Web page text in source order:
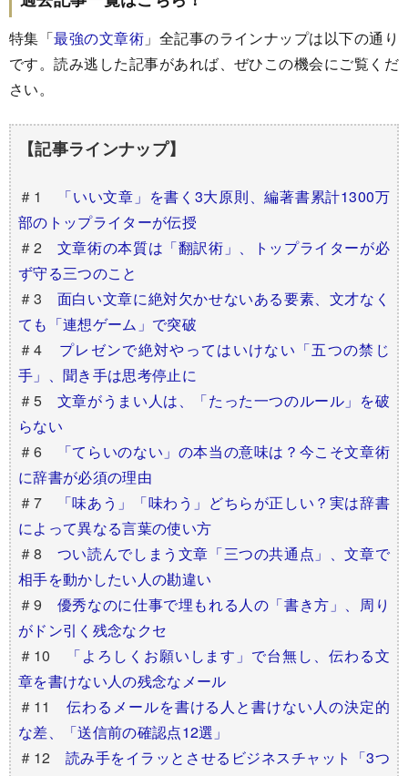
特集「最強の文章術 」全記事のラインナップは以下の通り
です。読み逃した記事があれば、ぜひこの機会にご覧くだ
さい。
【記事ラインナップ】
＃1
「いい文章」を書く3大原則、編著書累計1300万
部のトップライターが伝授
＃2 文章術の本質は「翻訳術」、トップライターが必
ず守る三つのこと
＃3 面白い文章に絶対欠かせないある要素、文才なく
ても「連想ゲーム」で突破
＃4 プレゼンで絶対やってはいけない「五つの禁じ
手」、聞き手は思考停止に
＃5 文章がうまい人は、「たった一つのルール」を破
らない
＃6
「てらいのない」の本当の意味は？今こそ文章術
に辞書が必須の理由
＃7
「味あう」「味わう」どちらが正しい？実は辞書
によって異なる言葉の使い方
＃8 つい読んでしまう文章「三つの共通点」、文章で
相手を動かしたい人の勘違い
＃9 優秀なのに仕事で埋もれる人の「書き方」、周り
がドン引く残念なクセ
＃10
「よろしくお願いします」で台無し、伝わる文
章を書けない人の残念なメール
＃11伝わるメールを書ける人と書けない人の決定的
な差、「送信前の確認点12選」
＃12 読み手をイラッとさせるビジネスチャット「3つ